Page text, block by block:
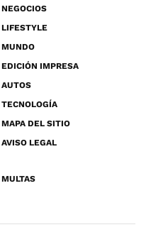
NEGOCIOS
LIFESTYLE
MUNDO
EDICIÓN IMPRESA
AUTOS
TECNOLOGÍA
MAPA DEL SITIO
AVISO LEGAL
MULTAS